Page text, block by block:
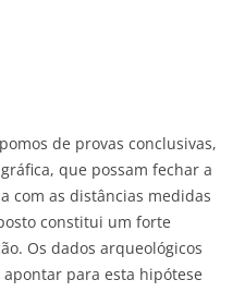
de provas conclusivas,
que possam fechar a
com as distâncias medidas
constitui um forte
Os dados arqueológicos
para esta hipótese